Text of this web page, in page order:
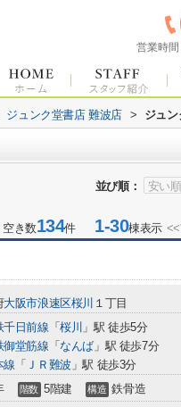
営業時間
ジュンク堂書店 難波店 > ジュ
並び順：
き数134件1-30棟表示
大阪市浪速区桜川 １丁目
千日前線 「桜川 」駅 徒歩5分
御堂筋線 「 なんば 」駅 徒歩7分
線 「 ＪＲ難波 」駅 徒歩3分
階数 5階建 構造 鉄骨造